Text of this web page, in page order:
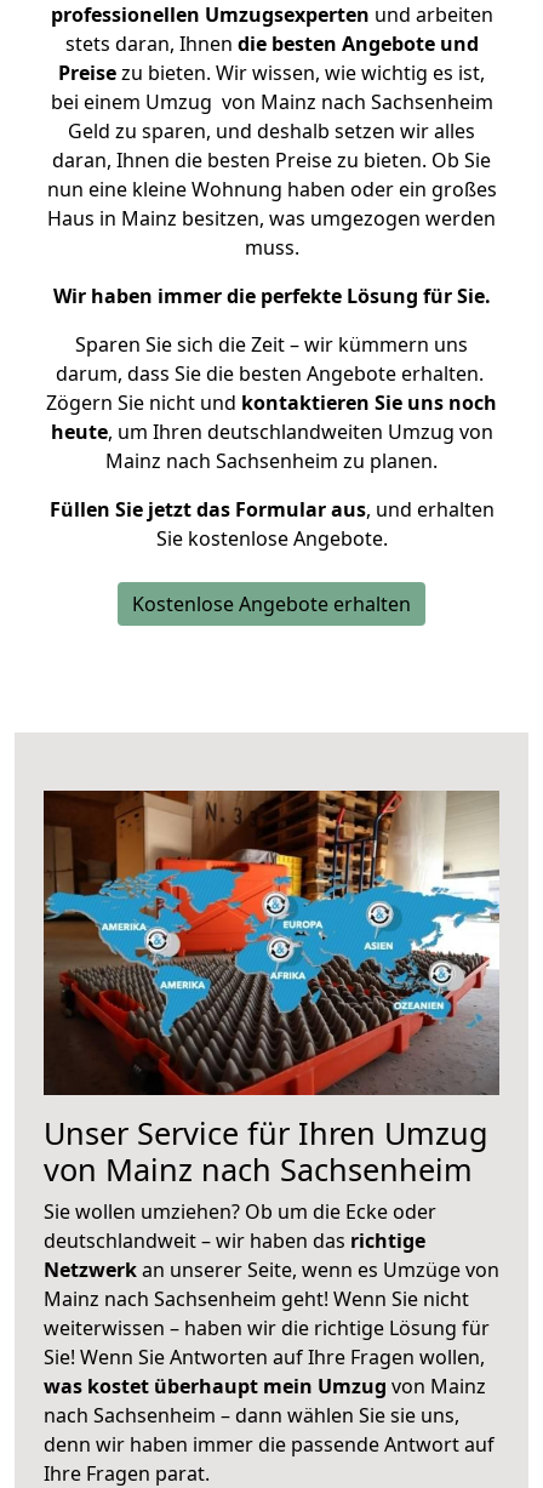
professionellen Umzugsexperten und arbeiten
stets daran, Ihnen die besten Angebote und
Preisezu bieten. Wir wissen, wie wichtig es ist,
bei einem Umzug von Mainz nach Sachsenheim
Geld zu sparen, und deshalb setzen wir alles
daran, Ihnen die besten Preise zu bieten. Ob Sie
nun eine kleine Wohnung haben oder ein großes
Haus in Mainz besitzen, was umgezogen werden
muss.
Wir haben immer die perfekte Lösung für Sie.
Sparen Sie sich die Zeit – wir kümmern uns
darum, dass Sie die besten Angebote erhalten.
Zögern Sie nicht und kontaktieren Sie uns noch
heute, um Ihren deutschlandweiten Umzug von
Mainz nach Sachsenheim zu planen.
Füllen Sie jetzt das Formular aus, und erhalten
Sie kostenlose Angebote.
Kostenlose Angebote erhalten
Unser Service für Ihren Umzug
von Mainz nach Sachsenheim
Sie wollen umziehen? Ob um die Ecke oder
deutschlandweit – wir haben das richtige
Netzwerkan unserer Seite, wenn es Umzüge von
Mainz nach Sachsenheim geht! Wenn Sie nicht
weiterwissen – haben wir die richtige Lösung für
Sie! Wenn Sie Antworten auf Ihre Fragen wollen,
was kostet überhaupt mein Umzug von Mainz
nach Sachsenheim – dann wählen Sie sie uns,
denn wir haben immer die passende Antwort auf
Ihre Fragen parat.